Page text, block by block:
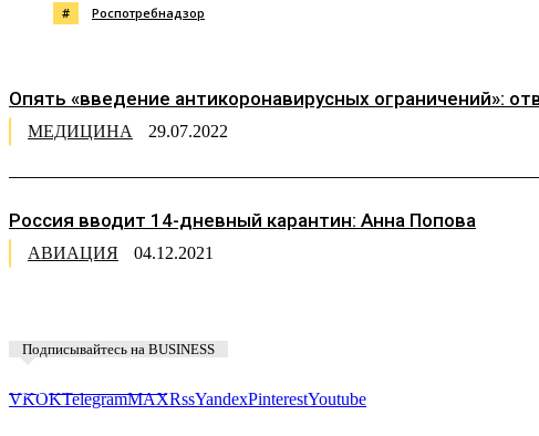
# Роспотребнадзор
Опять «введение антикоронавирусных ограничений»:
МЕДИЦИНА 29.07.2022
Россия вводит 14-дневный карантин: Анна Попова
АВИАЦИЯ 04.12.2021
Подписывайтесь на BUSINESS
VKOKTelegramMAXRssYandexPinterestYoutube